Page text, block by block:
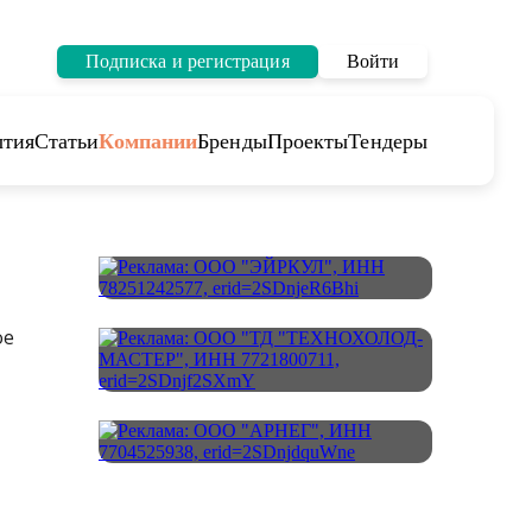
Подписка и регистрация Войти
СтатьиКомпанииБрендыПроектыТендеры